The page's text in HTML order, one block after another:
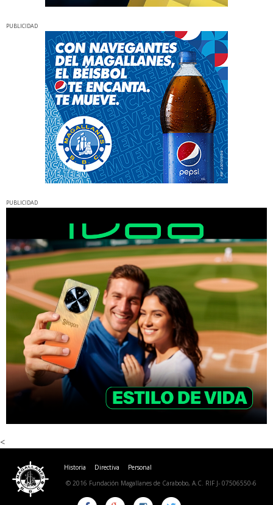
PUBLICIDAD
PUBLICIDAD
<
Historia Directiva
Personal
© 2016 Fundación Magallanes de Carabobo, A.C. RIF J- 07506550-6